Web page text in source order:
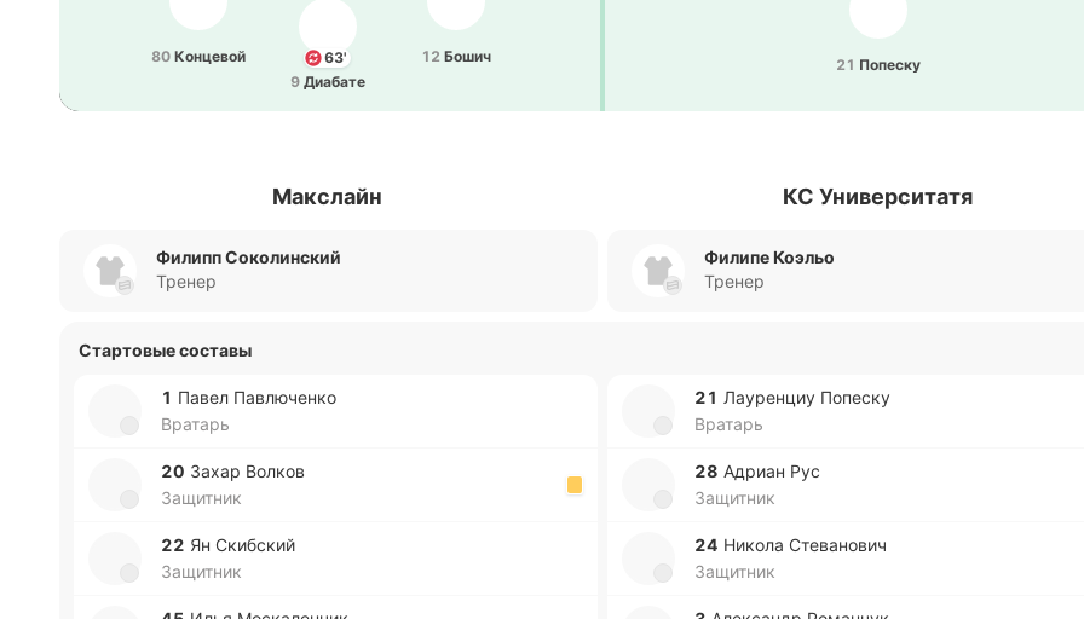
80 Ко­нце­вой
63'
9 Диа­ба­те
12 Бошич 21 По­пе­ску
Макслайн КС Университатя
Филипп Соколинский
Тренер
Филипе Коэльо
Тренер
Стартовые составы
1 Павел Па­влю­че­нко
Вратарь
20 Захар Волков
Защитник
22 Ян Ски­бский
Защитник
21 Лау­ре­нциу По­пе­ску
Вратарь
28 Адриан Рус
Защитник
24 Никола Сте­ва­но­вич
Защитник